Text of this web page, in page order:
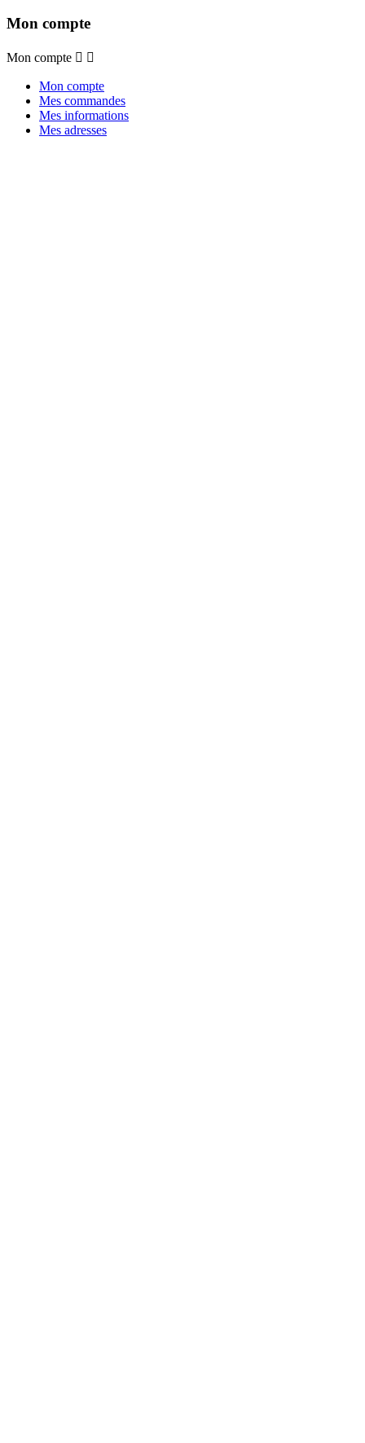
Mon compte
Mon compte  
Mon compte
Mes commandes
Mes informations
Mes adresses